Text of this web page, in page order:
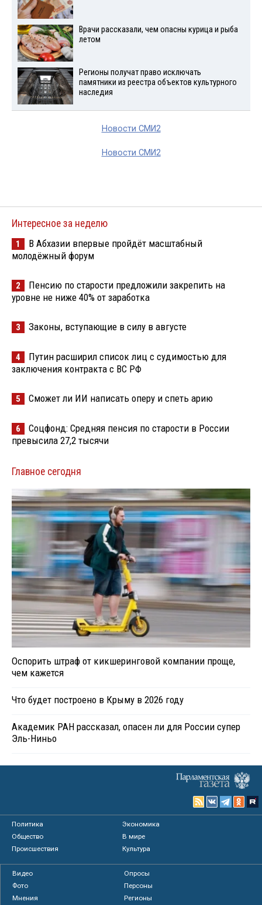
Врачи рассказали, чем опасны курица и рыба
летом
Регионы получат право исключать
памятники из реестра объектов культурного
наследия
Новости СМИ2
Новости СМИ2
Интересное за неделю
1
В Абхазии впервые пройдёт масштабный
молодёжный форум
2
Пенсию по старости предложили закрепить на
уровне не ниже 40% от заработка
3 Законы, вступающие в силу в августе
4
Путин расширил список лиц с судимостью для
заключения контракта с ВС РФ
5 Сможет ли ИИ написать оперу и спеть арию
6
Соцфонд: Средняя пенсия по старости в России
превысила 27,2 тысячи
Главное сегодня
Оспорить штраф от кикшеринговой компании проще,
чем кажется
Что будет построено в Крыму в 2026 году
Академик РАН рассказал, опасен ли для России супер
Эль-Ниньо
Политика
Экономика
Общество
В мире
Происшествия
Культура
Видео
Опросы
Фото
Персоны
Мнения
Регионы